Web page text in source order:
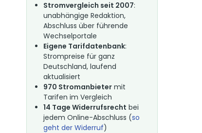
Stromvergleich seit 2007:
unabhängige Redaktion,
Abschluss über führende
Wechselportale
Eigene Tarifdatenbank:
Strompreise für ganz
Deutschland, laufend
aktualisiert
970 Stromanbietermit
Tarifen im Vergleich
14 Tage Widerrufsrecht bei
jedem Online-Abschluss (so
geht der Widerruf)